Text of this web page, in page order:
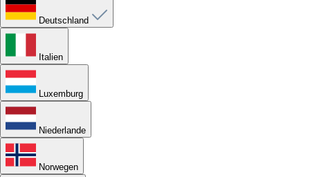
Deutschland
Italien
Luxemburg
Niederlande
Norwegen